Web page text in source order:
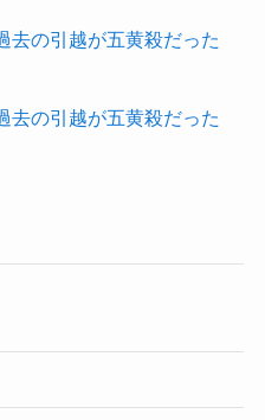
去の引越が五黄殺だった
去の引越が五黄殺だった